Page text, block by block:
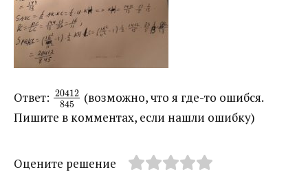
Ответ: ​ 20412
845
​ (возможно, что я где-то ошибся.
Пишите в комментах, если нашли ошибку)
Оцените решение